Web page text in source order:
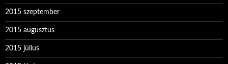
2015 szeptember
2015 augusztus
2015 július